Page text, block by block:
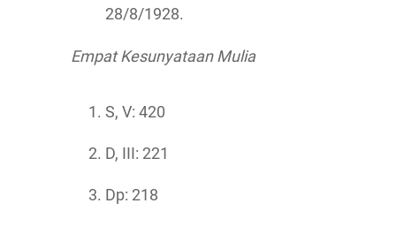
28/8/1928.
Empat Kesunyataan Mulia
S, V: 420
D, III: 221
Dp: 218